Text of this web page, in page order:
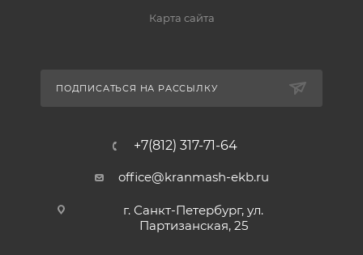
Карта сайта
ПОДПИСАТЬСЯ НА РАССЫЛКУ
+7(812) 317-71-64
office@kranmash-ekb.ru
г. Санкт-Петербург, ул.
Партизанская, 25